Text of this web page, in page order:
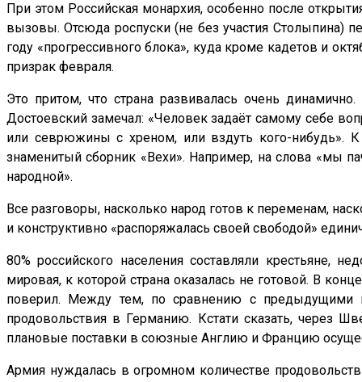
При этом Российская монархия, особенно после
вызовы. Отсюда роспуски (не без участия Столыпина)
году «прогрессивного блока», куда кроме кадетов и
призрак февраля.
Это притом, что страна развивалась очень
Достоевский замечал: «Человек задаёт самому себе
или севрюжины с хреном, или вздуть кого-нибудь».
знаменитый сборник «Вехи». Например, на слова «мы
народной».
Все разговоры, насколько народ готов к переменам,
и конструктивно «распоряжалась своей свободой»
80% российского населения составляли крестьяне,
мировая, к которой страна оказалась не готовой. В
поверил. Между тем, по сравнению с предыдущими
продовольствия в Германию. Кстати сказать, через
плановые поставки в союзные Англию и Францию
Армия нуждалась в огромном количестве